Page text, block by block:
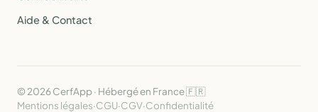
Aide & Contact
© 2026 CerfApp · Hébergé en France 🇫🇷
Mentions légales·CGU·CGV·Confidentialité